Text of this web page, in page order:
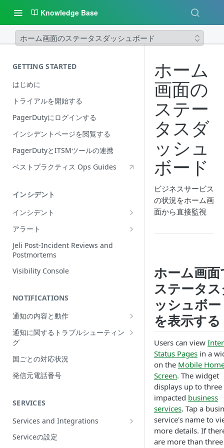
Knowledge Base
ホーム画面のステータスダッシュボード
GETTING STARTED
はじめに
トライアルを開始する
PagerDutyにログインする
インシデントページを閲覧する
PagerDutyとITSMツールの連携
ベストプラクティス Ops Guides
インシデント
インシデント
Incidentの編集
インシデントの再割当て
（Reassign）
インシデントの再開（Reopen）
Incident Roles
Incident Tasks
Incident Types
インシデントが作成されない理由
Conference Bridge
アラート
Alerts Table
Jeli Post-Incident Reviews and
Postmortems
Visibility Console
NOTIFICATIONS
通知の内容と動作
Push Notifications
Email Notifications
電話通知
Phone Notification Disclosures
SMS Notifications
WhatsApp Notification
通知に関するトラブルシューティン
グ
想定される通知の動作
プッシュ通知のトラブルシューティ
ング
グ
電話通知のトラブルシューティング
SMS通知のトラブルシューティング
国ごとの対応状況
発信元電話番号
SERVICES
Services and Integrations
Service Directory
Serviceの設定
ホーム
画面の
ステー
タスダ
ッシュ
ボード
ビジネスサービス
の状況をホーム画
面から直接監視
ホーム画面
ステータ
ッシュボ
を表示する
Users can view
Status Pages in a
on the Mobile
Screen. The widget
displays up to three
impacted business
services. Tap a
service's name to
more details. If
are more than three